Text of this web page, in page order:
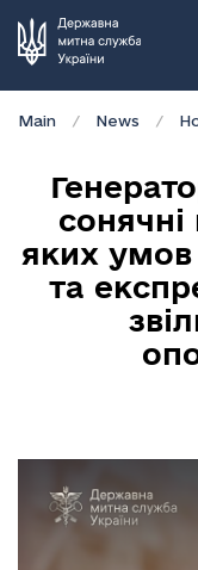
Main News
яких
та